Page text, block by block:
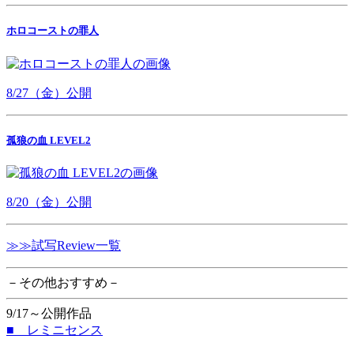
ホロコーストの罪人
8/27（金）公開
孤狼の血 LEVEL2
8/20（金）公開
≫≫試写Review一覧
－その他おすすめ－
9/17～公開作品
■ レミニセンス